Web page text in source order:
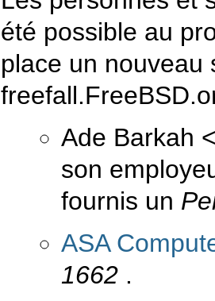
été possible au
place un nouveau
Ade Barkah
son
fournis un
ASA
1662 .